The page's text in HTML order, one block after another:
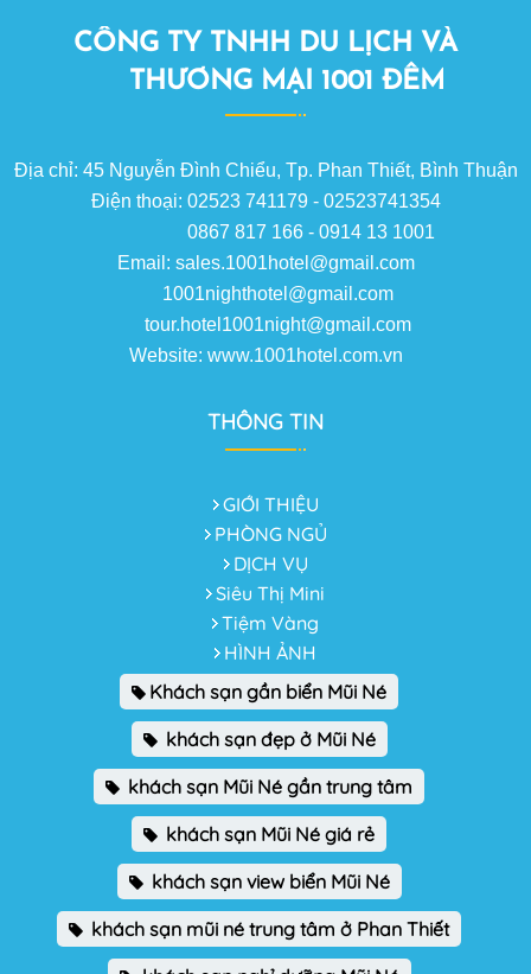
CÔNG TY TNHH DU LỊCH VÀ
THƯƠNG MẠI 1001 ĐÊM
Địa chỉ: 45 Nguyễn Đình Chiểu, Tp. Phan Thiết, Bình Thuận
Điện thoại: 02523 741179 - 02523741354
0867 817 166 - 0914 13 1001
Email: sales.1001hotel@gmail.com
1001nighthotel@gmail.com
tour.hotel1001night@gmail.com
Website: www.1001hotel.com.vn
THÔNG TIN
GIỚI THIỆU
PHÒNG NGỦ
DỊCH VỤ
Siêu Thị Mini
Tiệm Vàng
HÌNH ẢNH
Khách sạn gần biển Mũi Né
khách sạn đẹp ở Mũi Né
khách sạn Mũi Né gần trung tâm
khách sạn Mũi Né giá rẻ
khách sạn view biển Mũi Né
khách sạn mũi né trung tâm ở Phan Thiết